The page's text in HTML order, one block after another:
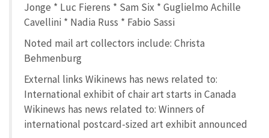
Jonge * Luc Fierens * Sam Six * Guglielmo Achille
Cavellini * Nadia Russ * Fabio Sassi
Noted mail art collectors include: Christa
Behmenburg
External links Wikinews has news related to:
International exhibit of chair art starts in Canada
Wikinews has news related to: Winners of
international postcard-sized art exhibit announced